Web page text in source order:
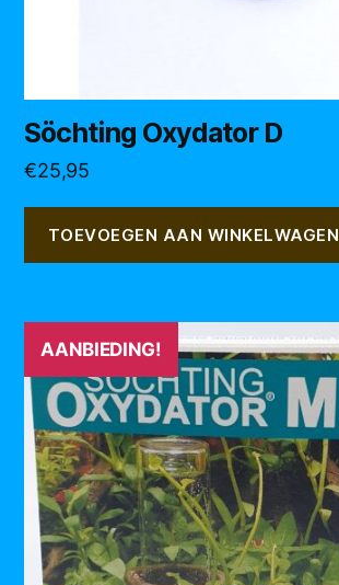
Söchting Oxydator D
€25,95
TOEVOEGEN AAN WINKELWAGEN
AANBIEDING!